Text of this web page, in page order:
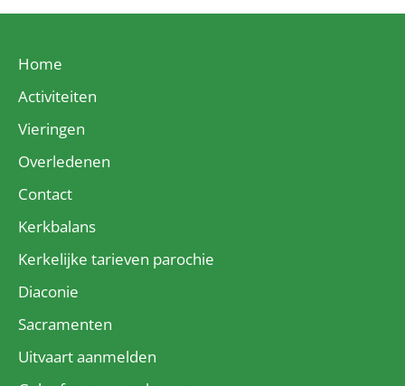
Home
Activiteiten
Vieringen
Overledenen
Contact
Kerkbalans
Kerkelijke tarieven parochie
Diaconie
Sacramenten
Uitvaart aanmelden